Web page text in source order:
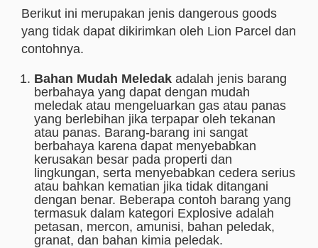
Berikut ini merupakan jenis dangerous goods
yang tidak dapat dikirimkan oleh Lion Parcel dan
contohnya.
Bahan Mudah Meledak adalah jenis barang
berbahaya yang dapat dengan mudah
meledak atau mengeluarkan gas atau panas
yang berlebihan jika terpapar oleh tekanan
atau panas. Barang-barang ini sangat
berbahaya karena dapat menyebabkan
kerusakan besar pada properti dan
lingkungan, serta menyebabkan cedera serius
atau bahkan kematian jika tidak ditangani
dengan benar. Beberapa contoh barang yang
termasuk dalam kategori Explosive adalah
petasan, mercon, amunisi, bahan peledak,
granat, dan bahan kimia peledak.